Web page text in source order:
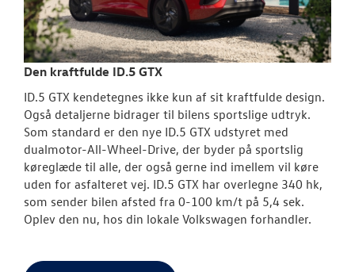
Den kraftfulde ID.5 GTX
ID.5 GTX kendetegnes ikke kun af sit kraftfulde design.
Også detaljerne bidrager til bilens sportslige udtryk.
Som standard er den nye ID.5 GTX udstyret med
dualmotor-All-Wheel-Drive, der byder på sportslig
køreglæde til alle, der også gerne ind imellem vil køre
uden for asfalteret vej. ID.5 GTX har overlegne 340 hk,
som sender bilen afsted fra 0-100 km/t på 5,4 sek.
Oplev den nu, hos din lokale Volkswagen forhandler.